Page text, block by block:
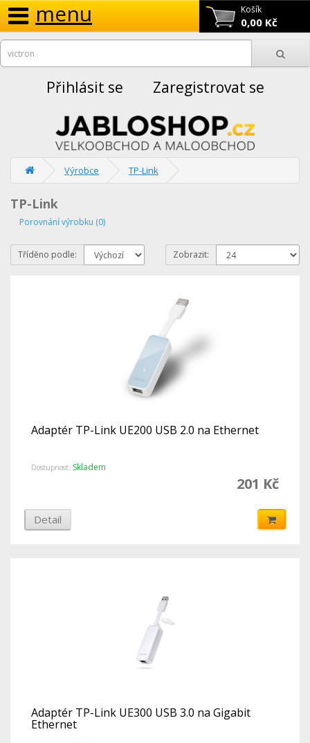
Košík
0,00 Kč
menu
Přihlásit se Zaregistrovat se
Výrobce TP-Link
TP-Link
Porovnání výrobku (0)
Tříděno podle: Zobrazit:
Adaptér TP-Link UE200 USB 2.0 na Ethernet
Dostupnost: Skladem
201 Kč
Detail
Adaptér TP-Link UE300 USB 3.0 na Gigabit
Ethernet